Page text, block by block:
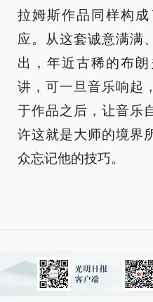
拉姆斯作品同样构
应。从这套诚意满满
出，年近古稀的布
讲，可一旦音乐响起
于作品之后，让音乐
许这就是大师的境界
众忘记他的技巧。